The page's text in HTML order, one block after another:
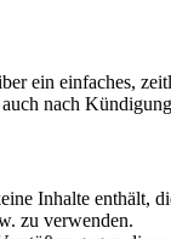
ein einfaches,
nach
Inhalte enthält,
zu verwenden.